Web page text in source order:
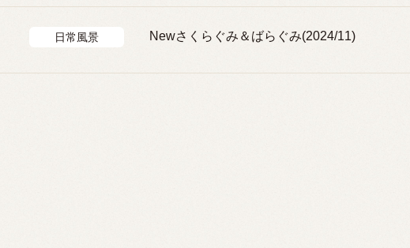
日常風景 Newさくらぐみ＆ばらぐみ(2024/11)